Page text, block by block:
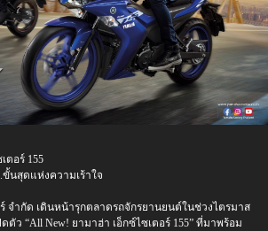
ตอร์ 155
ขั้นสุดแห่งความเร้าใจ
จำกัด เดินหน้ารุกตลาดรถจักรยานยนต์ในช่วงไตรมาส
ตัว “All New! ยามาฮ่า เอ็กซ์ไซเตอร์ 155” ที่มาพร้อม